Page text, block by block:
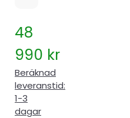
48
990 kr
Beräknad
leveranstid:
1-3
dagar